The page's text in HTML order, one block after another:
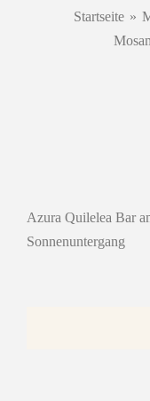
Startseite
Azura Quilelea Bar
Sonnenuntergang